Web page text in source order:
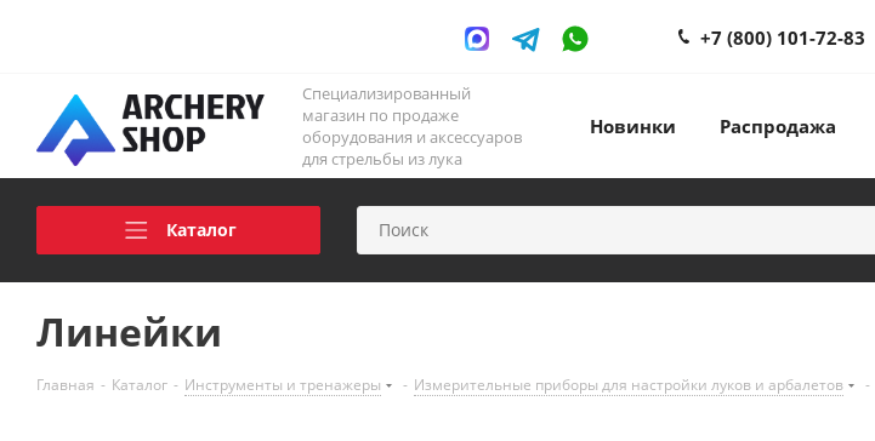
+7 (800) 101-72-83
Специализированный
магазин по продаже
оборудования и аксессуаров
для стрельбы из лука
Новинки Распродажа
Каталог
Линейки
Главная - Каталог - Инструменты и тренажеры - Измерительные приборы для настройки луков и арбалетов -